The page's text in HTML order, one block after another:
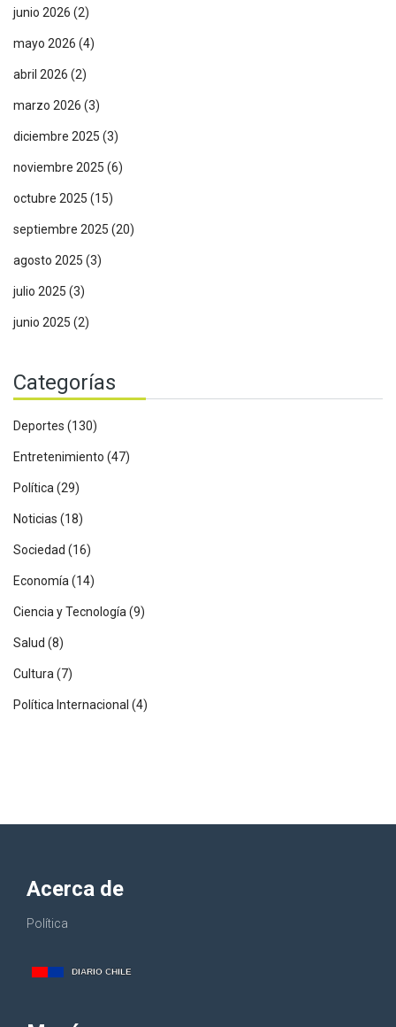
junio 2026 (2)
mayo 2026 (4)
abril 2026 (2)
marzo 2026 (3)
diciembre 2025 (3)
noviembre 2025 (6)
octubre 2025 (15)
septiembre 2025 (20)
agosto 2025 (3)
julio 2025 (3)
junio 2025 (2)
Categorías
Deportes (130)
Entretenimiento (47)
Política(29)
Noticias (18)
Sociedad (16)
Economía(14)
Ciencia y Tecnología(9)
Salud (8)
Cultura(7)
Política Internacional (4)
Acerca de
Política